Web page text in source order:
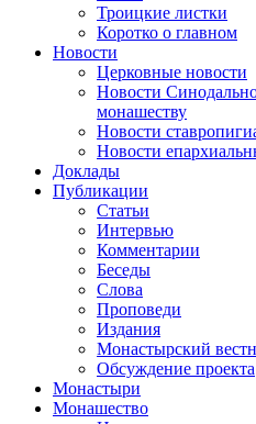
Троицкие листки
Коротко о главном
Новости
Церковные новости
Новости
монашеству
Новости
Новости
Доклады
Публикации
Статьи
Интервью
Комментарии
Беседы
Слова
Проповеди
Издания
Монастырский
Обсуждение проекта
Монастыри
Монашество